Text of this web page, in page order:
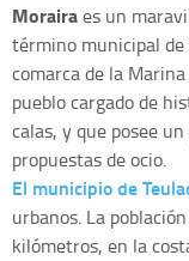
Morairaes un
término municipal de
comarca de la
pueblo cargado de
calas, y que posee
propuestas de ocio.
El municipio de
urbanos. La
kilómetros, en la